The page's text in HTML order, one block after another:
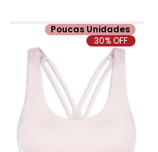
Poucas Unidades
30% OFF